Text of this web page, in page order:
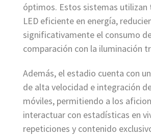
óptimos. Estos sistemas utilizan
LED eficiente en energía,
significativamente el consumo
comparación con la iluminación
Además, el estadio cuenta con
de alta velocidad e integración
móviles, permitiendo a los
interactuar con estadísticas en
repeticiones y contenido